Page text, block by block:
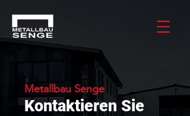
Metallbau Senge
Kontaktieren Sie